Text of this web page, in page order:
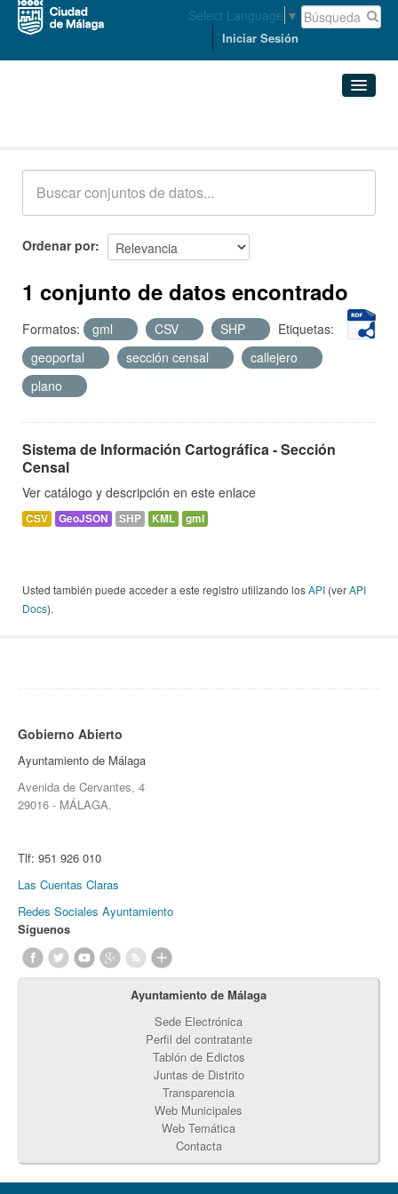
Select Language ▼
Iniciar Sesión
Acerca de
Ordenar por
1 conjunto de datos encontrado
Formatos: gml CSV SHP
Etiquetas:
geoportal
sección censal
callejero
plano
Sistema de Información Cartográfica - Sección
Censal
Ver catálogo y descripción en este enlace
CSV GeoJSON SHP KML gml
Usted también puede acceder a este registro utilizando losAPI (verAPI
Docs).
Gobierno Abierto
Ayuntamiento de Málaga
Avenida de Cervantes, 4
29016 - MÁLAGA.
Tlf: 951 926 010
Las Cuentas Claras
Redes Sociales Ayuntamiento
Síguenos
Ayuntamiento de Málaga
Sede Electrónica
Perfil del contratante
Tablón de Edictos
Juntas de Distrito
Transparencia
Web Municipales
Web Temática
Contacta